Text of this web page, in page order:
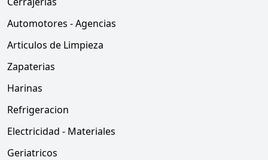
Automotores - Agencias
Articulos de Limpieza
Zapaterias
Harinas
Refrigeracion
Electricidad - Materiales
Geriatricos